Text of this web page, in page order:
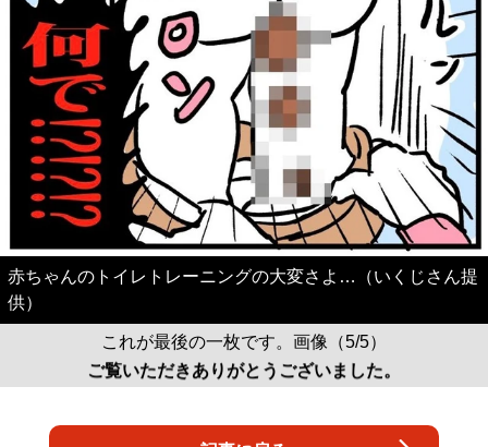
赤ちゃんのトイレトレーニングの大変さよ…（いくじさん提
供）
これが最後の一枚です。画像（5/5）
ご覧いただきありがとうございました。